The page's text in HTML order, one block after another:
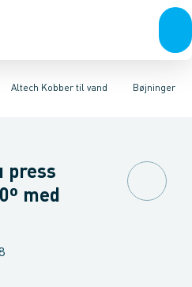
& rørKuglehaner & ventilerAfløb
Altech Kobber til vand
RustfritAltech FZVSH
Bøjninger
Vinkler T-stykkerReduktioner
press
med